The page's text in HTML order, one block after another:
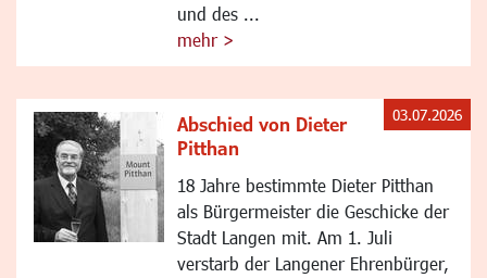
und des ...
mehr >
Abschied von Dieter
Pitthan
18 Jahre bestimmte Dieter Pitthan
als Bürgermeister die Geschicke der
Stadt Langen mit. Am 1. Juli
verstarb der Langener Ehrenbürger,
03.07.2026